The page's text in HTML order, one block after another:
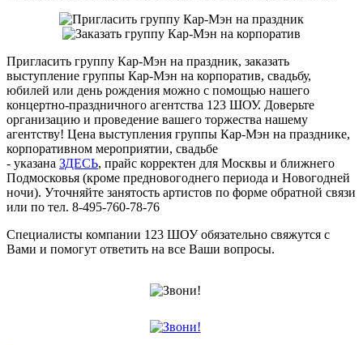
Пригласить группу Кар-Мэн на праздник, заказать
выступление группы Кар-Мэн на корпоратив, свадьбу,
юбилей или день рождения можно с помощью нашего
концертно-праздничного агентства 123 ШОУ. Доверьте
организацию и проведение вашего торжества нашему
агентству! Цена выступления группы Кар-Мэн на празднике,
корпоративном мероприятии, свадьбе
- указана ЗДЕСЬ, прайс корректен для Москвы и ближнего
Подмосковья (кроме предновогоднего периода и Новогодней
ночи). Уточняйте занятость артистов по форме обратной связи
или по тел. 8-495-760-78-76
Специалисты компании 123 ШОУ обязательно свяжутся с
Вами и помогут ответить на все Ваши вопросы.